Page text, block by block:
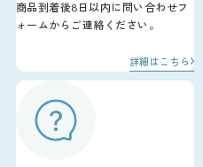
商品到着後8日以内に問い合わせフ
ォームからご連絡ください。
詳細はこちら